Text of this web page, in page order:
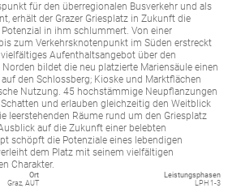
für den überregionalen Busverkehr und als
erhält der Grazer Griesplatz in Zukunft die
in ihm schlummert. Von einer
zum Verkehrsknotenpunkt im Süden erstreckt
Aufenthaltsangebot über den
bildet die neu platzierte Mariensäule einen
den Schlossberg; Kioske und Marktflächen
Nutzung. 45 hochstämmige Neupflanzungen
und erlauben gleichzeitig den Weitblick
leerstehenden Räume rund um den Griesplatz
auf die Zukunft einer belebten
schöpft die Potenziale eines lebendigen
dem Platz mit seinem vielfältigen
Charakter.
Ort
Graz, AUT
Leistungsphasen
LPH 1-3